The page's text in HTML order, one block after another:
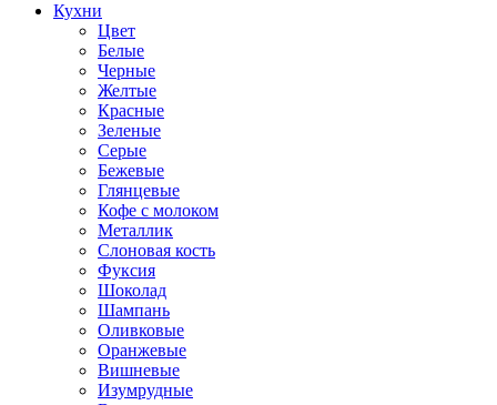
Кухни
Цвет
Белые
Черные
Желтые
Красные
Зеленые
Серые
Бежевые
Глянцевые
Кофе с молоком
Металлик
Слоновая кость
Фуксия
Шоколад
Шампань
Оливковые
Оранжевые
Вишневые
Изумрудные